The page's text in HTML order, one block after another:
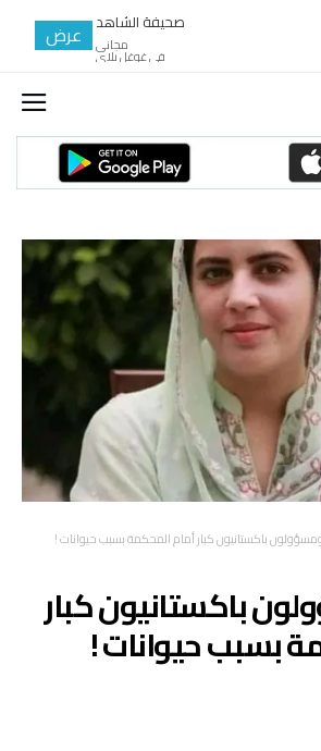
باكستانيون كبار أمام المحكمة بسبب حيوانات !
باكستانيون كبار
بسبب حيوانات !
صحيفة الشاهد
مجانى
في غوغل بلاي
عرض